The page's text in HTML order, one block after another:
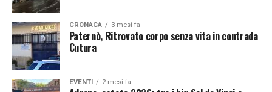
CRONACA 3 mesi fa
Paternò, Ritrovato corpo senza vita in contrada
Cutura
EVENTI 2 mesi fa